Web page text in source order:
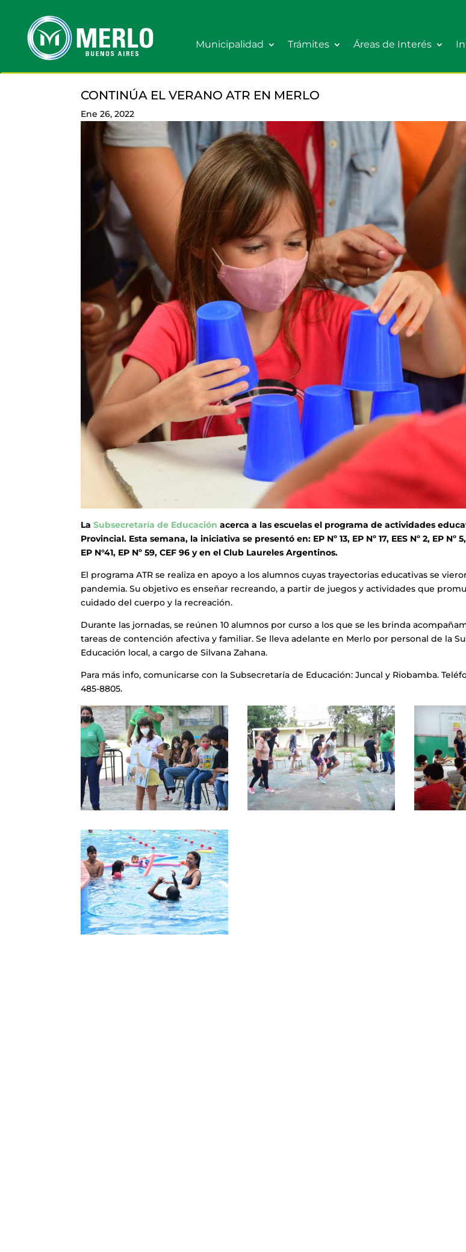
Municipalidad Trámites Áreas de Interés
CONTINÚA EL VERANO ATR EN MERLO
Ene 26, 2022
LaSubsecretaría de Educación acerca a las escuelas el programa de actividades
Provincial. Esta semana, la iniciativa se presentó en: EP Nº 13, EP Nº 17, EES Nº 2, EP Nº 5,
EP N°41, EP Nº 59, CEF 96 y en el Club Laureles Argentinos.
El programa ATR se realiza en apoyo a los alumnos cuyas trayectorias educativas se
pandemia. Su objetivo es enseñar recreando, a partir de juegos y actividades que
cuidado del cuerpo y la recreación.
Durante las jornadas, se reúnen 10 alumnos por curso a los que se les brinda
tareas de contención afectiva y familiar. Se lleva adelante en Merlo por personal de la
Educación local, a cargo de Silvana Zahana.
Para más info, comunicarse con la Subsecretaría de Educación: Juncal y Riobamba.
485-8805.